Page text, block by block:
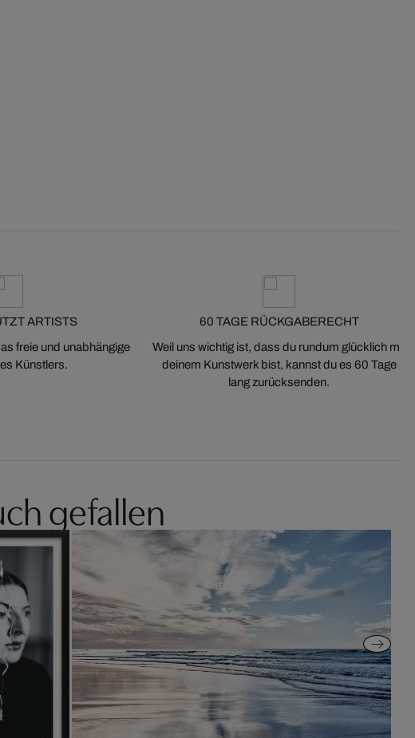
ARTISTS
freie und unabhängige
Künstlers.
60 TAGE RÜCKGABERECHT
Weil uns wichtig ist, dass du rundum glücklich mit
deinem Kunstwerk bist, kannst du es 60 Tage
lang zurücksenden.
gefallen